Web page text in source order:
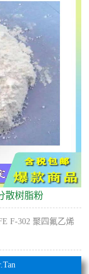
散树脂粉
F-302 聚四氟乙烯